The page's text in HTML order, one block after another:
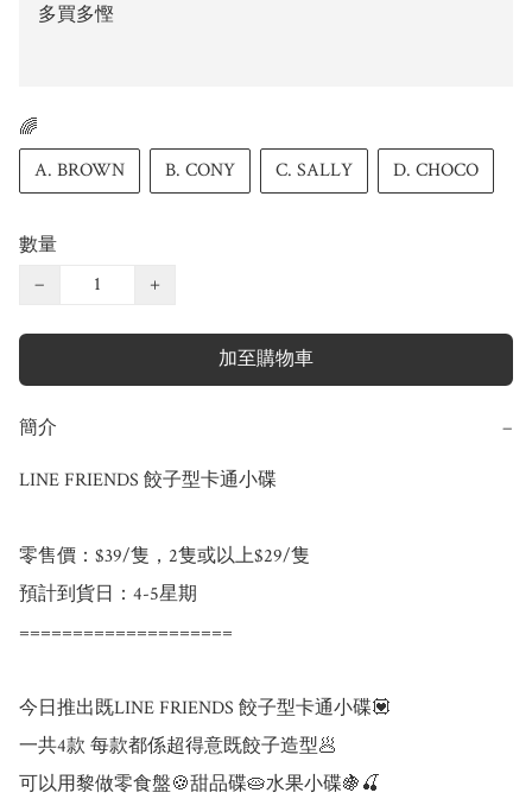
多買多慳
🌈
A. BROWN
B. CONY C. SALLY D. CHOCO
數量
−
+
加至購物車
簡介 −
LINE FRIENDS 餃子型卡通小碟
零售價：$39/隻，2隻或以上$29/隻
預計到貨日：4-5星期
====================
今日推出既LINE FRIENDS 餃子型卡通小碟💟
一共4款 每款都係超得意既餃子造型🥟
可以用黎做零食盤🍪甜品碟🥧水果小碟🍇🍒